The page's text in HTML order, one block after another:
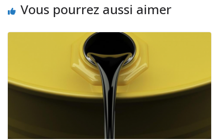
Vous pourrez aussi aimer